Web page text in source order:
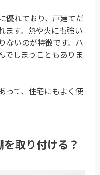
優れており、戸建てだ
ます。熱や火にも強い
ないのが特徴です。ハ
でしまうこともありま
って、住宅にもよく使
取り付ける？